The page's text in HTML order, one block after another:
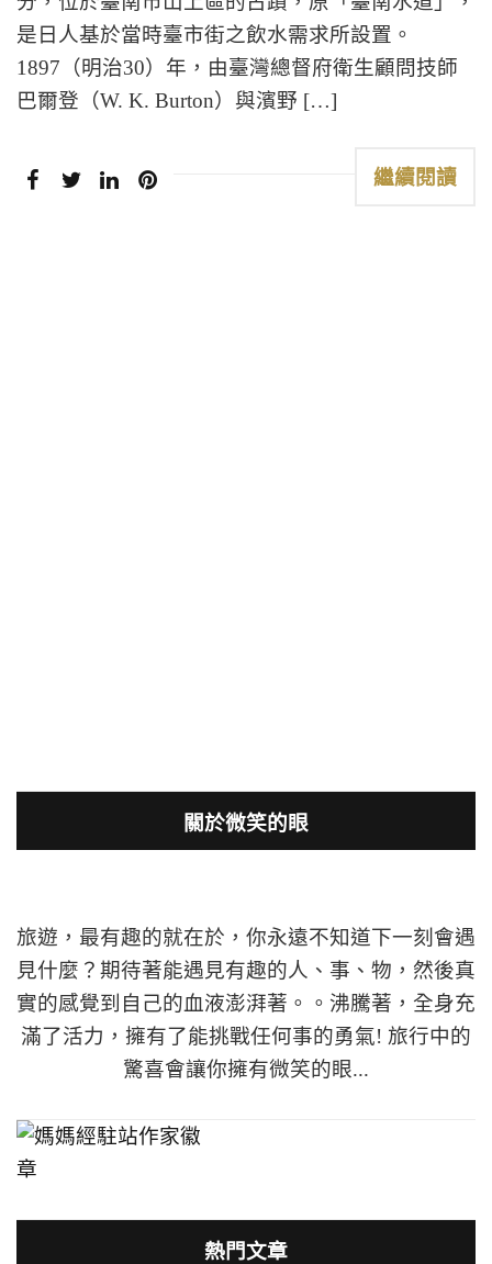
是日人基於當時臺市街之飲水需求所設置。
1897（明治30）年，由臺灣總督府衛生顧問技師
巴爾登（W. K. Burton）與濱野 […]
繼續閱讀
關於微笑的眼
旅遊，最有趣的就在於，你永遠不知道下一刻會遇
見什麼？期待著能遇見有趣的人、事、物，然後真
實的感覺到自己的血液澎湃著。。沸騰著，全身充
滿了活力，擁有了能挑戰任何事的勇氣! 旅行中的
驚喜會讓你擁有微笑的眼...
熱門文章